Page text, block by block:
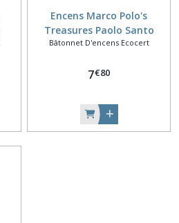
Encens Marco Polo's
Treasures Paolo Santo
Bâtonnet D'encens Ecocert
7€80